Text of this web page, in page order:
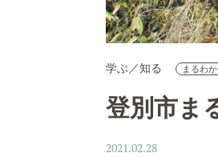
学ぶ／知る まるわ
登別市ま
2021.02.28